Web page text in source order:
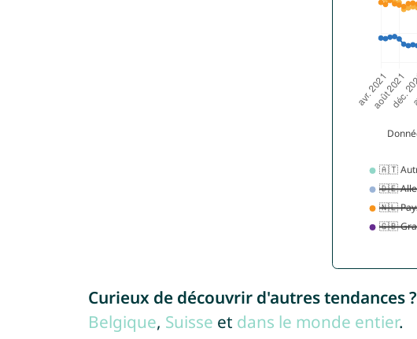
Curieux de découvrir d'autres tendances ?
Belgique, Suisse et dans le monde entier.